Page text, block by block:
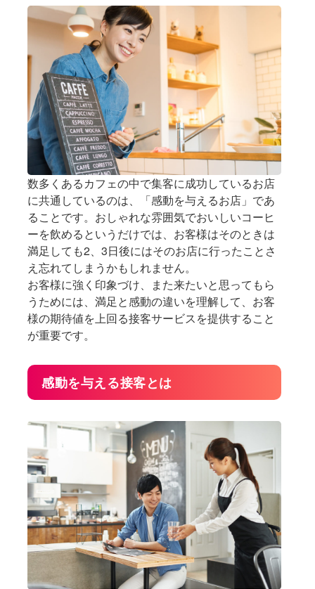
数多くあるカフェの中で集客に成功しているお店
に共通しているのは、「感動を与えるお店」であ
ることです。おしゃれな雰囲気でおいしいコーヒ
ーを飲めるというだけでは、お客様はそのときは
満足しても2、3日後にはそのお店に行ったことさ
え忘れてしまうかもしれません。
お客様に強く印象づけ、また来たいと思ってもら
うためには、満足と感動の違いを理解して、お客
様の期待値を上回る接客サービスを提供すること
が重要です。
感動を与える接客とは